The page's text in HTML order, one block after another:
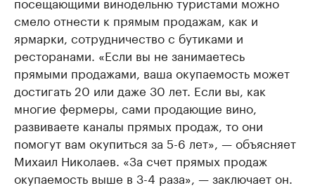
смело отнести к прямым продажам, как и
ярмарки, сотрудничество с бутиками и
ресторанами. «Если вы не занимаетесь
прямыми продажами, ваша окупаемость может
достигать 20 или даже 30 лет. Если вы, как
многие фермеры, сами продающие вино,
развиваете каналы прямых продаж, то они
помогут вам окупиться за 5-6 лет», — объясняет
Михаил Николаев. «За счет прямых продаж
окупаемость выше в 3-4 раза», — заключает он.